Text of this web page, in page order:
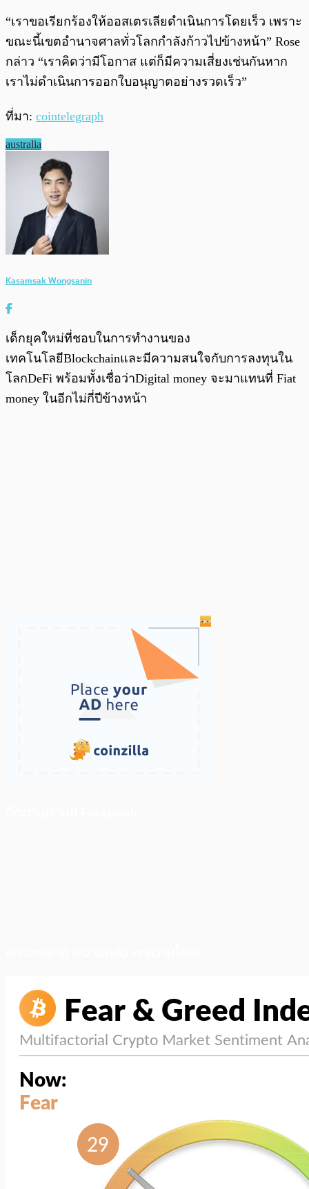
“เราขอเรียกร้องให้ออสเตรเลียดำเนินการโดยเร็ว เพราะ
ขณะนี้เขตอำนาจศาลทั่วโลกกำลังก้าวไปข้างหน้า” Rose
กล่าว “เราคิดว่ามีโอกาส แต่ก็มีความเสี่ยงเช่นกันหาก
เราไม่ดำเนินการออกใบอนุญาตอย่างรวดเร็ว”
ที่มา: cointelegraph
australia
Kasamsak Wongsanin
เด็กยุคใหม่ที่ชอบในการทำงานของ
เทคโนโลยีBlockchainและมีความสนใจกับการลงทุนใน
โลกDeFi พร้อมทั้งเชื่อว่าDigital money จะมาแทนที่ Fiat
money ในอีกไม่กี่ปีข้างหน้า